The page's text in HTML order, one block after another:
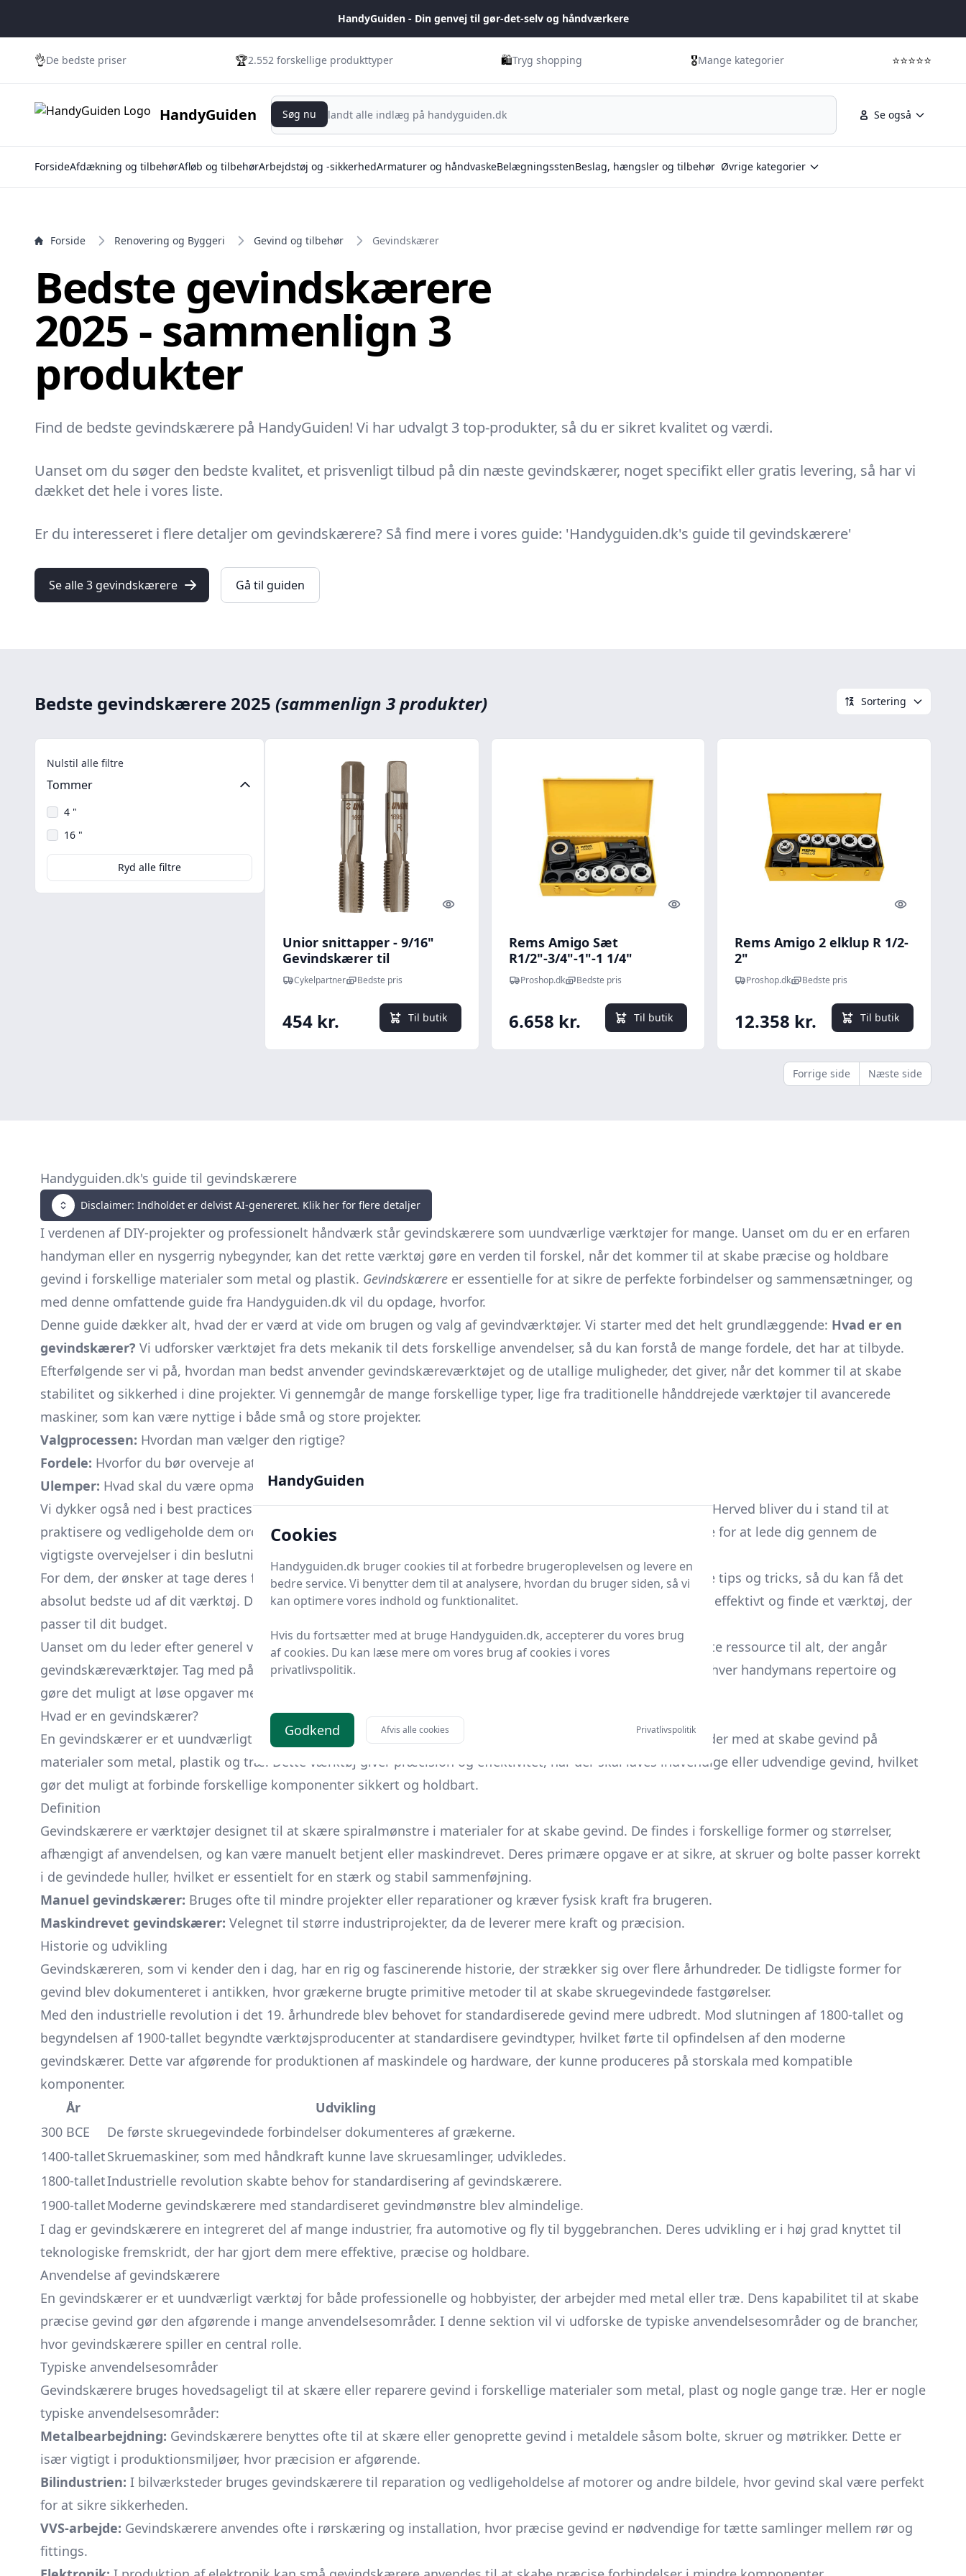
HandyGuiden - Din genvej til gør-det-selv og håndværkere
👌De bedste priser 🏆2.552 forskellige produkttyper 🛍️Tryg shopping 🎖️Mange kategorier ⭐⭐⭐⭐⭐
HandyGuiden Se også
Søg nu
Søg nu
ForsideAfdækning og tilbehørAfløb og tilbehørArbejdstøj og -sikkerhedArmaturer og håndvaskeBelægningsstenBeslag, hængsler og tilbehør Øvrige kategorier
Forside Renovering og Byggeri Gevind og tilbehør Gevindskærer
Bedste gevindskærere
2025 - sammenlign 3
produkter
Find de bedste gevindskærere på HandyGuiden! Vi har udvalgt 3 top-produkter, så du er sikret kvalitet og værdi.
Uanset om du søger den bedste kvalitet, et prisvenligt tilbud på din næste gevindskærer, noget specifikt eller gratis levering, så har vi
dækket det hele i vores liste.
Er du interesseret i flere detaljer om gevindskærere? Så find mere i vores guide: 'Handyguiden.dk's guide til gevindskærere'
Se alle 3 gevindskærere Gå til guiden
Bedste gevindskærere 2025 (sammenlign 3 produkter) Sortering
Nulstil alle filtre
Tommer
4 "
16 "
Ryd alle filtre
Quick look
Unior snittapper - 9/16"
Gevindskærer til
pedalarme
Cykelpartner Bedste pris
454 kr. Til butik
Quick look
Rems Amigo Sæt
R1/2"-3/4"-1"-1 1/4"
Proshop.dk Bedste pris
6.658 kr. Til butik
Quick look
Rems Amigo 2 elklup R 1/2-
2"
Proshop.dk Bedste pris
12.358 kr. Til butik
Forrige side Næste side
Handyguiden.dk's guide til gevindskærere
Disclaimer: Indholdet er delvist AI-genereret. Klik her for flere detaljer
I verdenen af DIY-projekter og professionelt håndværk står gevindskærere som uundværlige værktøjer for mange. Uanset om du er en erfaren
handyman eller en nysgerrig nybegynder, kan det rette værktøj gøre en verden til forskel, når det kommer til at skabe præcise og holdbare
gevind i forskellige materialer som metal og plastik. Gevindskærere er essentielle for at sikre de perfekte forbindelser og sammensætninger, og
med denne omfattende guide fra Handyguiden.dk vil du opdage, hvorfor.
Denne guide dækker alt, hvad der er værd at vide om brugen og valg af gevindværktøjer. Vi starter med det helt grundlæggende: Hvad er en
gevindskærer? Vi udforsker værktøjet fra dets mekanik til dets forskellige anvendelser, så du kan forstå de mange fordele, det har at tilbyde.
Efterfølgende ser vi på, hvordan man bedst anvender gevindskæreværktøjet og de utallige muligheder, det giver, når det kommer til at skabe
stabilitet og sikkerhed i dine projekter. Vi gennemgår de mange forskellige typer, lige fra traditionelle hånddrejede værktøjer til avancerede
maskiner, som kan være nyttige i både små og store projekter.
Valgprocessen: Hvordan man vælger den rigtige?
Fordele: Hvorfor du bør overveje at bruge en
Ulemper: Hvad skal du være opmærksom på?
Vi dykker også ned i best practices for at maksimere både effektiviteten og levetiden af dine gevindværktøjer. Herved bliver du i stand til at
praktisere og vedligeholde dem ordentligt. Hvis du overvejer at købe en gevindskærer, sørger vores købsguide for at lede dig gennem de
vigtigste overvejelser i din beslutningsproces.
For dem, der ønsker at tage deres færdigheder videre, vil vi også dækkeavancerede anvendelserog dele nyttige tips og tricks, så du kan få det
absolut bedste ud af dit værktøj. Desuden vil du finde en omfattendeprisguide
, så du kan navigere markedet effektivt og finde et værktøj, der
passer til dit budget.
Uanset om du leder efter generel viden, avancerede teknikker, eller praktiske råd, er denne guide din komplette ressource til alt, der angår
gevindskæreværktøjer. Tag med på rejsen ind i detaljerne af disse fascinerende værktøjer, der kan forbedre enhver handymans repertoire og
gøre det muligt at løse opgaver med større præcision og dygtighed.
Hvad er en gevindskærer?
En gevindskærer er et uundværligt værktøj for både professionelle håndværkere og DIY-entusiaster, der arbejder med at skabe gevind på
materialer som metal, plastik og træ. Dette værktøj giver præcision og effektivitet, når der skal laves indvendige eller udvendige gevind, hvilket
gør det muligt at forbinde forskellige komponenter sikkert og holdbart.
Definition
Gevindskærere er værktøjer designet til at skære spiralmønstre i materialer for at skabe gevind. De findes i forskellige former og størrelser,
afhængigt af anvendelsen, og kan være manuelt betjent eller maskindrevet. Deres primære opgave er at sikre, at skruer og bolte passer korrekt
i de gevindede huller, hvilket er essentielt for en stærk og stabil sammenføjning.
Manuel gevindskærer: Bruges ofte til mindre projekter eller reparationer og kræver fysisk kraft fra brugeren.
Maskindrevet gevindskærer: Velegnet til større industriprojekter, da de leverer mere kraft og præcision.
Historie og udvikling
Gevindskæreren, som vi kender den i dag, har en rig og fascinerende historie, der strækker sig over flere århundreder. De tidligste former for
gevind blev dokumenteret i antikken, hvor grækerne brugte primitive metoder til at skabe skruegevindede fastgørelser.
Med den industrielle revolution i det 19. århundrede blev behovet for standardiserede gevind mere udbredt. Mod slutningen af 1800-tallet og
begyndelsen af 1900-tallet begyndte værktøjsproducenter at standardisere gevindtyper, hvilket førte til opfindelsen af den moderne
gevindskærer. Dette var afgørende for produktionen af maskindele og hardware, der kunne produceres på storskala med kompatible
komponenter.
År
Udvikling
300 BCE
De første skruegevindede forbindelser dokumenteres af grækerne.
1400-talletSkruemaskiner, som med håndkraft kunne lave skruesamlinger, udvikledes.
1800-talletIndustrielle revolution skabte behov for standardisering af gevindskærere.
1900-talletModerne gevindskærere med standardiseret gevindmønstre blev almindelige.
I dag er gevindskærere en integreret del af mange industrier, fra automotive og fly til byggebranchen. Deres udvikling er i høj grad knyttet til
teknologiske fremskridt, der har gjort dem mere effektive, præcise og holdbare.
Anvendelse af gevindskærere
En gevindskærer er et uundværligt værktøj for både professionelle og hobbyister, der arbejder med metal eller træ. Dens kapabilitet til at skabe
præcise gevind gør den afgørende i mange anvendelsesområder. I denne sektion vil vi udforske de typiske anvendelsesområder og de brancher,
hvor gevindskærere spiller en central rolle.
Typiske anvendelsesområder
Gevindskærere bruges hovedsageligt til at skære eller reparere gevind i forskellige materialer som metal, plast og nogle gange træ. Her er nogle
typiske anvendelsesområder:
Metalbearbejdning: Gevindskærere benyttes ofte til at skære eller genoprette gevind i metaldele såsom bolte, skruer og møtrikker. Dette er
især vigtigt i produktionsmiljøer, hvor præcision er afgørende.
Bilindustrien: I bilværksteder bruges gevindskærere til reparation og vedligeholdelse af motorer og andre bildele, hvor gevind skal være perfekt
for at sikre sikkerheden.
VVS-arbejde: Gevindskærere anvendes ofte i rørskæring og installation, hvor præcise gevind er nødvendige for tætte samlinger mellem rør og
fittings.
HandyGuiden
Cookies
Handyguiden.dk bruger cookies til at forbedre brugeroplevelsen og levere en
bedre service. Vi benytter dem til at analysere, hvordan du bruger siden, så vi
kan optimere vores indhold og funktionalitet.
Hvis du fortsætter med at bruge Handyguiden.dk, accepterer du vores brug
af cookies. Du kan læse mere om vores brug af cookies i vores
privatlivspolitik.
Godkend Afvis alle cookies Privatlivspolitik